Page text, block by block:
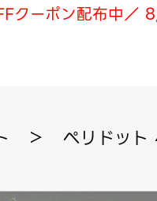
クーポン配布中／
＞ ペリドッ